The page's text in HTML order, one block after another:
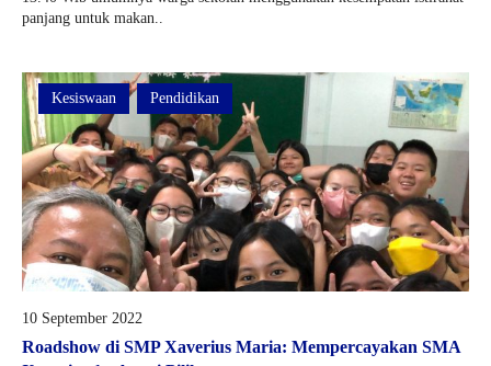
panjang untuk makan..
Kesiswaan Pendidikan
10 September 2022
Roadshow di SMP Xaverius Maria: Mempercayakan SMA